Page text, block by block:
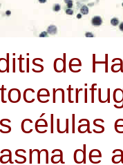
de
células
de